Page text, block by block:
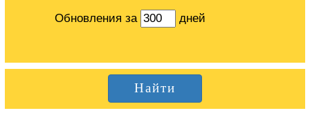
Обновления за дней